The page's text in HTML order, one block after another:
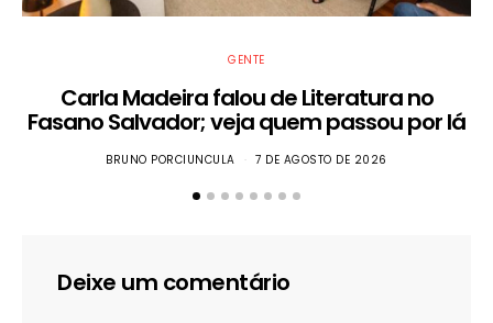
GENTE
Carla Madeira falou de Literatura no
Fasano Salvador; veja quem passou por lá
BRUNO PORCIUNCULA 7 DE AGOSTO DE 2026
Deixe um comentário